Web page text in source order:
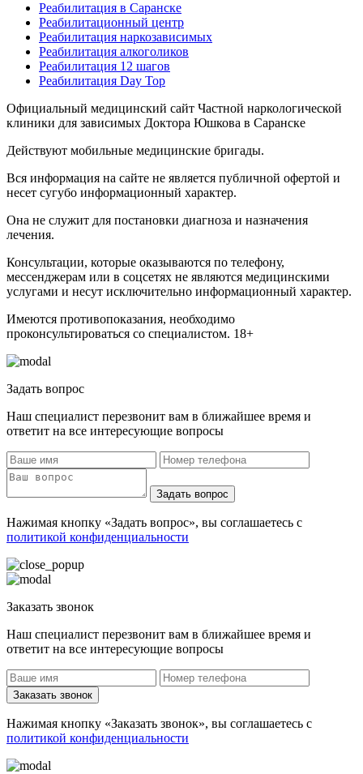
Реабилитация в Саранске
Реабилитационный центр
Реабилитация наркозависимых
Реабилитация алкоголиков
Реабилитация 12 шагов
Реабилитация Day Top
Официальный медицинский сайт Частной наркологической
клиники для зависимых Доктора Юшкова в Саранске
Действуют мобильные медицинские бригады.
Вся информация на сайте не является публичной офертой и
несет сугубо информационный характер.
Она не служит для постановки диагноза и назначения
лечения.
Консультации, которые оказываются по телефону,
мессенджерам или в соцсетях не являются медицинскими
услугами и несут исключительно информационный характер.
Имеются противопоказания, необходимо
проконсультироваться со специалистом. 18+
Задать вопрос
Наш специалист перезвонит вам в ближайшее время и
ответит на все интересующие вопросы
Задать вопрос
Нажимая кнопку «Задать вопрос», вы соглашаетесь с
политикой конфиденциальности
Заказать звонок
Наш специалист перезвонит вам в ближайшее время и
ответит на все интересующие вопросы
Заказать звонок
Нажимая кнопку «Заказать звонок», вы соглашаетесь с
политикой конфиденциальности